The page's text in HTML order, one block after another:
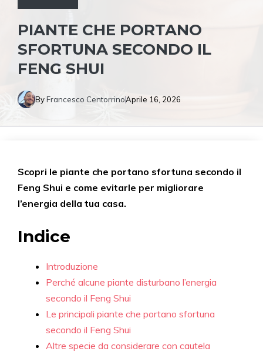
PIANTE CHE PORTANO
SFORTUNA SECONDO IL
FENG SHUI
ByFrancesco CentorrinoAprile 16, 2026
Scopri le piante che portano sfortuna secondo il
Feng Shui e come evitarle per migliorare
l’energia della tua casa.
Indice
Introduzione
Perché alcune piante disturbano l’energia
secondo il Feng Shui
Le principali piante che portano sfortuna
secondo il Feng Shui
Altre specie da considerare con cautela